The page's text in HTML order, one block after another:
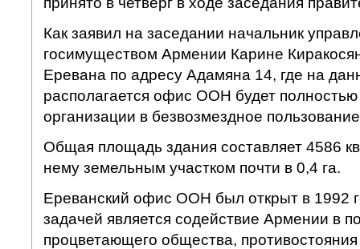
Как заявил на заседании начальник
госимуществом Армении Карине
Еревана по адресу Адамяна 14, где на
располагается офис ООН будет
организации в безвозмездное
Общая площадь здания составляет 4586
нему земельным участком почти в 0,4 га.
Ереванский офис ООН был открыт в 1992
задачей является содействие Армении в
процветающего общества,